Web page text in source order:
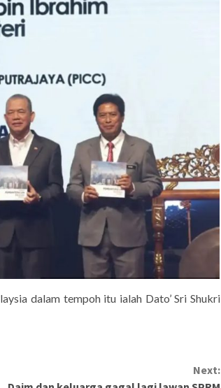
dalam tempoh itu ialah Dato’ Sri Shukri
Next: